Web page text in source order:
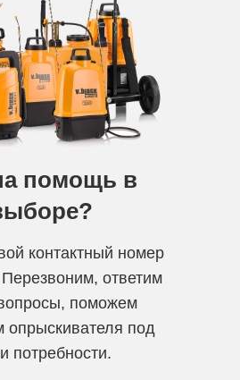
помощь в
контактный номер
ответим
поможем
опрыскивателя под
потребности.